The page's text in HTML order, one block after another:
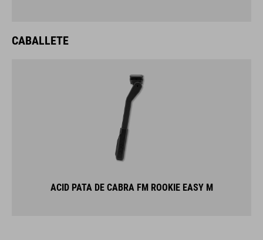
CABALLETE
ACID PATA DE CABRA FM ROOKIE EASY M